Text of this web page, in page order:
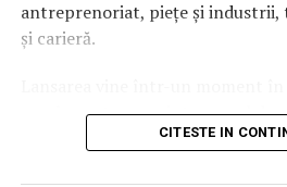
antreprenoriat, piețe și industrii,
și carieră.
românesc trece printr-un val de
economice: peste 3.100 de firme
CITESTE IN